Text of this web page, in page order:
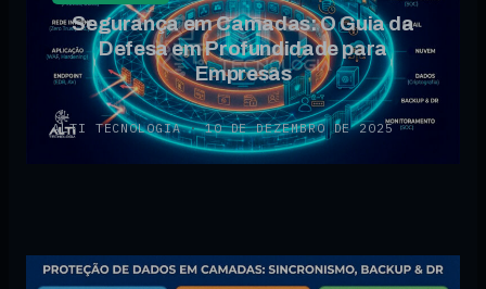
Segurança em Camadas: O Guia da
Defesa em Profundidade para
Empresas
ALTI TECNOLOGIA · 10 DE DEZEMBRO DE 2025